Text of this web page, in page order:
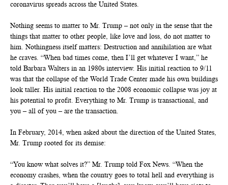
coronavirus spreads across the United States.
Nothing seems to matter to Mr. Trump – not only in the sense that the
things that matter to other people, like love and loss, do not matter to
him. Nothingness itself matters: Destruction and annihilation are what
he craves. “When bad times come, then I’ll get whatever I want,” he
told Barbara Walters in an 1980s interview. His initial reaction to 9/11
was that the collapse of the World Trade Center made his own buildings
look taller. His initial reaction to the 2008 economic collapse was joy at
his potential to profit. Everything to Mr. Trump is transactional, and
you – all of you – are the transaction.
In February, 2014, when asked about the direction of the United States,
Mr. Trump rooted for its demise:
“You know what solves it?” Mr. Trump told Fox News. “When the
economy crashes, when the country goes to total hell and everything is